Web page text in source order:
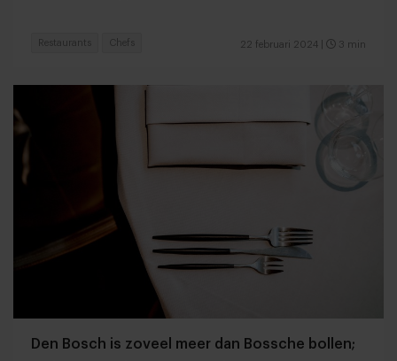
22 februari 2024 3 min
Restaurants Chefs
Den Bosch is zoveel meer dan Bossche bollen;